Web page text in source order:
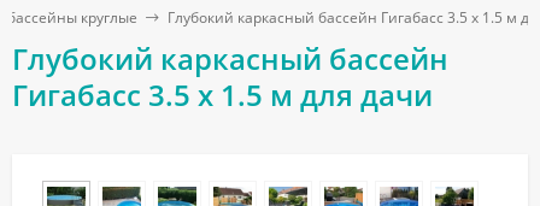
бассейны круглые Глубокий каркасный бассейн Гигабасс 3.5 х 1.5 м
Глубокий каркасный бассейн
Гигабасс 3.5 х 1.5 м для дачи